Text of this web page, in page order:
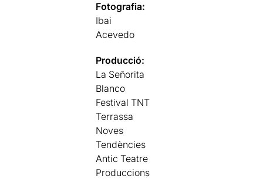
Fotografia:
Ibai
Acevedo
Producció:
La Señorita
Blanco
Festival TNT
Terrassa
Noves
Tendències
Antic Teatre
Produccions